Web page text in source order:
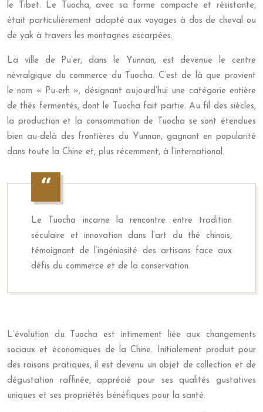
le Tibet. Le Tuocha, avec sa forme compacte et résistante,
était particulièrement adapté aux voyages à dos de cheval ou
de yak à travers les montagnes escarpées.
La ville de Pu’er, dans le Yunnan, est devenue le centre
névralgique du commerce du Tuocha. C’est de là que provient
le nom « Pu-erh », désignant aujourd’hui une catégorie entière
de thés fermentés, dont le Tuocha fait partie. Au fil des siècles,
la production et la consommation de Tuocha se sont étendues
bien au-delà des frontières du Yunnan, gagnant en popularité
dans toute la Chine et, plus récemment, à l’international.
Le Tuocha incarne la rencontre entre tradition
séculaire et innovation dans l’art du thé chinois,
témoignant de l’ingéniosité des artisans face aux
défis du commerce et de la conservation.
L’évolution du Tuocha est intimement liée aux changements
sociaux et économiques de la Chine. Initialement produit pour
des raisons pratiques, il est devenu un objet de collection et de
dégustation raffinée, apprécié pour ses qualités gustatives
uniques et ses propriétés bénéfiques pour la santé.